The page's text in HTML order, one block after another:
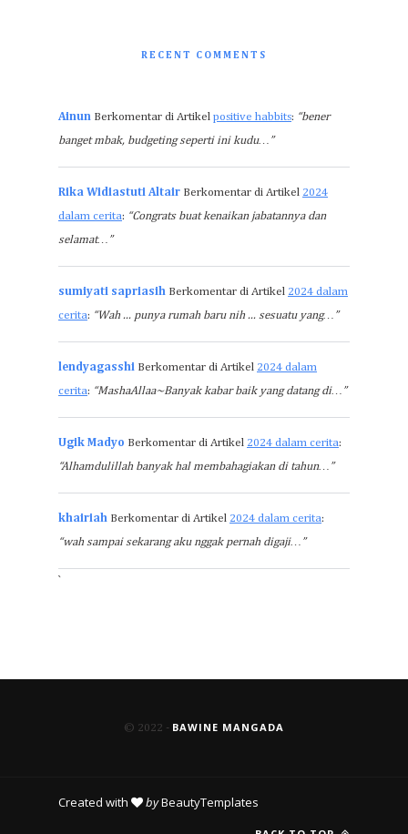
RECENT COMMENTS
Ainun Berkomentar di Artikel positive habbits: “bener
banget mbak, budgeting seperti ini kudu…”
Rika Widiastuti Altair Berkomentar di Artikel 2024
dalam cerita: “Congrats buat kenaikan jabatannya dan
selamat…”
sumiyati sapriasih Berkomentar di Artikel 2024 dalam
cerita: “Wah ... punya rumah baru nih ... sesuatu yang…”
lendyagasshi Berkomentar di Artikel 2024 dalam
cerita: “MashaAllaa~Banyak kabar baik yang datang di…”
Ugik Madyo Berkomentar di Artikel 2024 dalam cerita:
“Alhamdulillah banyak hal membahagiakan di tahun…”
khairiah Berkomentar di Artikel 2024 dalam cerita:
“wah sampai sekarang aku nggak pernah digaji…”
`
© 2022 - BAWINE MANGADA
Created with byBeautyTemplates